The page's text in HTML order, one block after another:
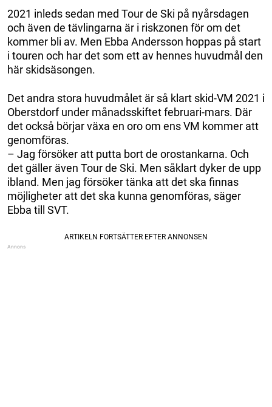
2021 inleds sedan med Tour de Ski på nyårsdagen
och även de tävlingarna är i riskzonen för om det
kommer bli av. Men Ebba Andersson hoppas på start
i touren och har det som ett av hennes huvudmål den
här skidsäsongen.
Det andra stora huvudmålet är så klart skid-VM 2021 i
Oberstdorf under månadsskiftet februari-mars. Där
det också börjar växa en oro om ens VM kommer att
genomföras.
– Jag försöker att putta bort de orostankarna. Och
det gäller även Tour de Ski. Men såklart dyker de upp
ibland. Men jag försöker tänka att det ska finnas
möjligheter att det ska kunna genomföras, säger
Ebba till SVT.